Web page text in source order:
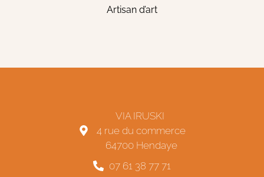
Artisan d’art
VIA IRUSKI
4 rue du commerce
64700 Hendaye
07 61 38 77 71